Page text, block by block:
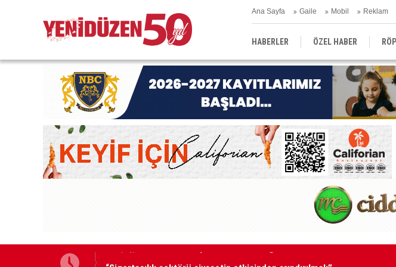
Ana Sayfa Gaile Mobil Reklam
HABERLER ÖZEL HABER
EĞİTİM YEREL YÖNETİM
“Sigortacılık sektörü siyasetin etkisinden arındırılmalı”